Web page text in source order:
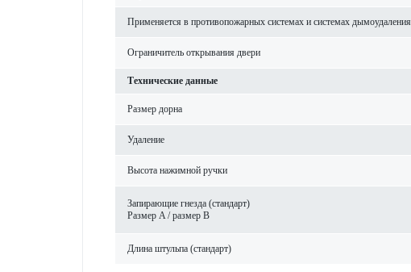
Применяется в против­опожарных сис­темах и сис­темах дымоуда­л­ения
Ограничитель открывания двери
Технические данные
Размер дорна
Уда­л­ение
Высота нажимной ручки
Запи­рающие гнезда (стандарт)
Размер A / размер B
Длина штульпа (стандарт)